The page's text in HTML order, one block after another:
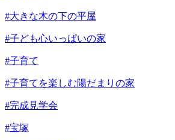
#大きな木の下の平屋
#子ども心いっぱいの家
#子育て
#子育てを楽しむ陽だまりの家
#完成見学会
#宝塚